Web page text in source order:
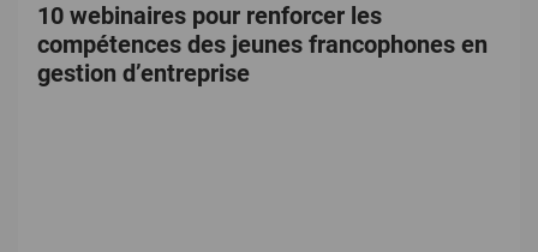
10 webinaires pour renforcer les
compétences des jeunes francophones en
gestion d’entreprise